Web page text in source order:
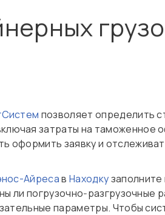
позволяет определить
затраты на таможенное
оформить заявку и
АйресавНаходку
ли погрузочно‑разгрузочные
параметры. Чтобы